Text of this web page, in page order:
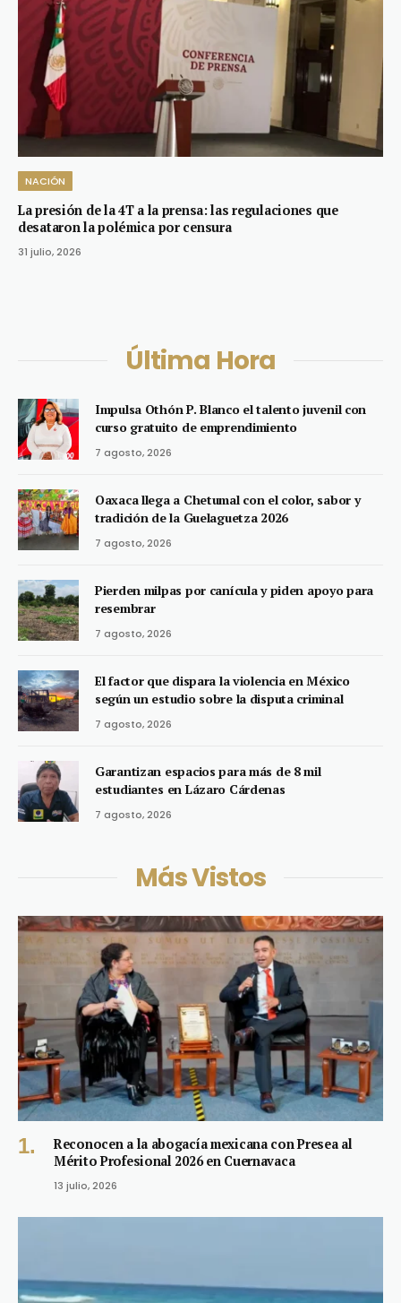
NACIÓN
La presión de la 4T a la prensa: las regulaciones que
desataron la polémica por censura
31 julio, 2026
Última Hora
Impulsa Othón P. Blanco el talento juvenil con
curso gratuito de emprendimiento
7 agosto, 2026
Oaxaca llega a Chetumal con el color, sabor y
tradición de la Guelaguetza 2026
7 agosto, 2026
Pierden milpas por canícula y piden apoyo para
resembrar
7 agosto, 2026
El factor que dispara la violencia en México
según un estudio sobre la disputa criminal
7 agosto, 2026
Garantizan espacios para más de 8 mil
estudiantes en Lázaro Cárdenas
7 agosto, 2026
Más Vistos
Reconocen a la abogacía mexicana con Presea al
Mérito Profesional 2026 en Cuernavaca
13 julio, 2026